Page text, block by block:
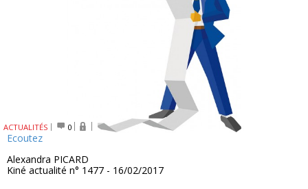
ACTUALITÉS 0
Ecoutez
Alexandra PICARD
Kiné actualité n° 1477 - 16/02/2017